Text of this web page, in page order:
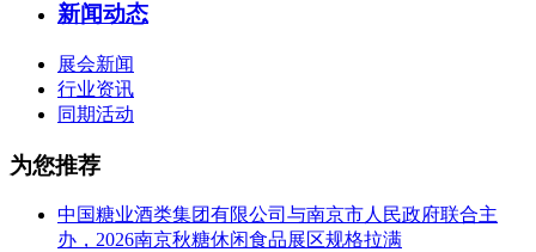
新闻动态
展会新闻
行业资讯
同期活动
为您推荐
中国糖业酒类集团有限公司与南京市人民政府联合主
办，2026南京秋糖休闲食品展区规格拉满